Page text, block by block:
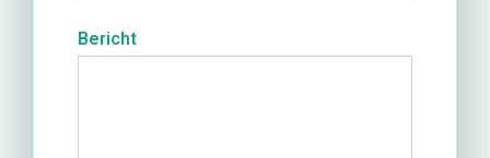
Bericht